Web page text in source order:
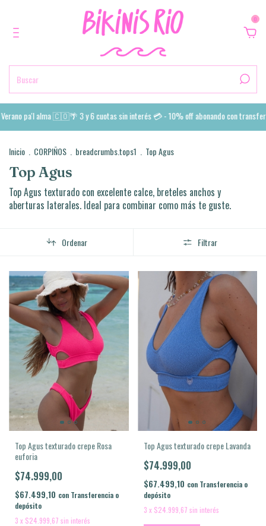
0
pa'l alma 🇨🇴🌴 3 y 6 cuotas sin interés 💳 - 10% off abonando con
Inicio CORPIÑOS breadcrumbs.tops1 Top Agus
Top Agus
Top Agus texturado con excelente calce, breteles anchos y
aberturas laterales. Ideal para combinar como más te guste.
Ordenar Filtrar
Top Agus texturado crepe Rosa
euforia
$74.999,00
$67.499,10 con Transferencia o
depósito
3 x $24.999,67 sin interés
Top Agus texturado crepe Lavanda
$74.999,00
$67.499,10 con Transferencia o
depósito
3 x $24.999,67 sin interés